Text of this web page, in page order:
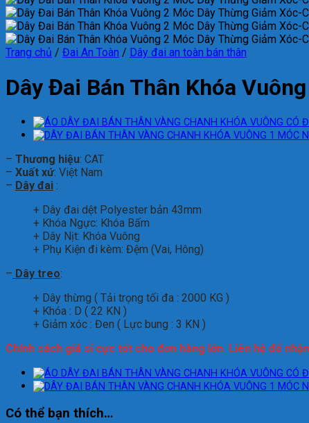
Trang chủ / Đai An Toàn / Dây đai an toàn bán thân
Dây Đai Bán Thân Khóa
– Thương hiệu: CAT
– Xuất xứ: Việt Nam
– Dây đai :
+ Dây đai dệt Polyester bản 43mm
+ Khóa Ngực: Khóa Bấm
+ Dây Nịt: Khóa Vuông
+ Phụ Kiện đi kèm: Đệm (Vai, Hông)
– Dây treo:
+ Dây thừng ( Tải trọng tối đa : 2000 KG )
+ Khóa : D ( 22 KN )
+ Giảm xóc : Đen ( Lực bung : 3 KN )
Chính sách giá sỉ cực tốt cho đơn hàng lớn. Liên hệ để
Có thể bạn thích…